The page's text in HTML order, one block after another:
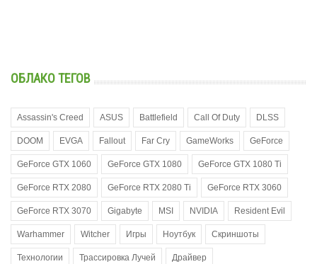
ОБЛАКО ТЕГОВ
Assassin's Creed ASUS Battlefield Call Of Duty DLSS
DOOM EVGA Fallout Far Cry GameWorks GeForce
GeForce GTX 1060 GeForce GTX 1080 GeForce GTX 1080 Ti
GeForce RTX 2080 GeForce RTX 2080 Ti GeForce RTX 3060
GeForce RTX 3070 Gigabyte MSI NVIDIA Resident Evil
Warhammer Witcher Игры Ноутбук Скриншоты
Технологии Трассировка Лучей Драйвер